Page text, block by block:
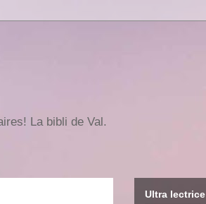
La bibli de Val.
Ultra lectrice